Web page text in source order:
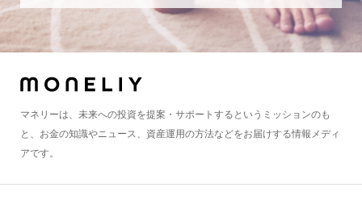
マネリーは、未来への投資を提案・サポートするというミッションのも
と、お金の知識やニュース、資産運用の方法などをお届けする情報メディ
アです。